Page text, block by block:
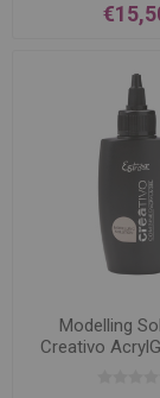
Modelling
Creativo